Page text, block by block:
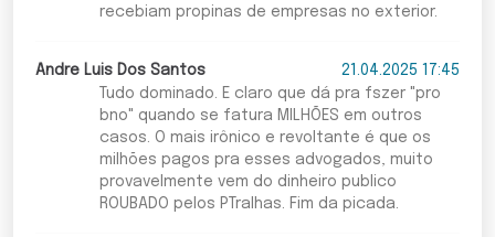
recebiam propinas de empresas no exterior.
Andre Luis Dos Santos
21.04.2025 17:45
Tudo dominado. E claro que dá pra fszer "pro
bno" quando se fatura MILHÕES em outros
casos. O mais irônico e revoltante é que os
milhões pagos pra esses advogados, muito
provavelmente vem do dinheiro publico
ROUBADO pelos PTralhas. Fim da picada.